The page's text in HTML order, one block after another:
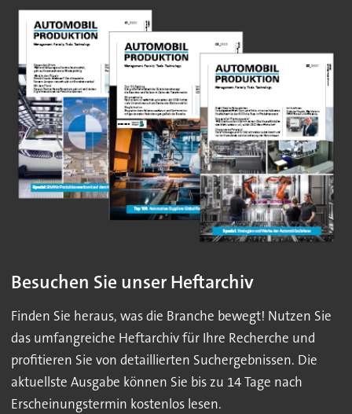
Besuchen Sie unser Heftarchiv
Finden Sie heraus, was die Branche bewegt! Nutzen Sie
das umfangreiche Heftarchiv für Ihre Recherche und
profitieren Sie von detaillierten Suchergebnissen. Die
aktuellste Ausgabe können Sie bis zu 14 Tage nach
Erscheinungstermin kostenlos lesen.